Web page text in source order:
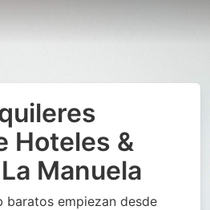
Hoteles &
Manuela
baratos empiezan desde